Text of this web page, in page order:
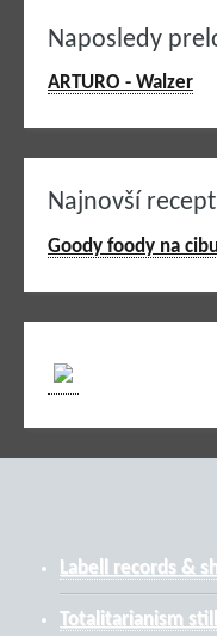
Naposledy
ARTURO - Walzer
Najnovší
Goody foody na
Labell records &
Totalitarianism